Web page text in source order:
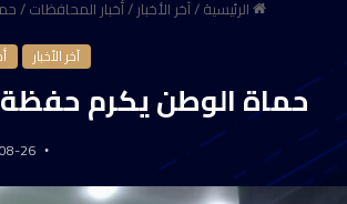
الرئيسية/آخر الأخبار/أخبار المحافظات/
آخر الأخبار
حماة الوطن يكرم حفظة
26